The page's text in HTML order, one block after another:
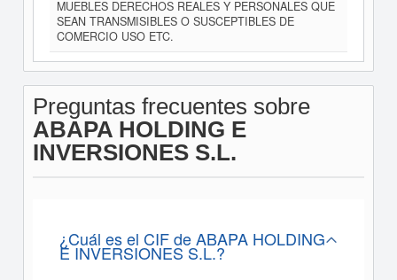
MUEBLES DERECHOS REALES Y PERSONALES QUE
SEAN TRANSMISIBLES O SUSCEPTIBLES DE
COMERCIO USO ETC.
Preguntas frecuentes sobre
ABAPA HOLDING E
INVERSIONES S.L.
¿Cuál es el CIF de ABAPA HOLDING
E INVERSIONES S.L.?